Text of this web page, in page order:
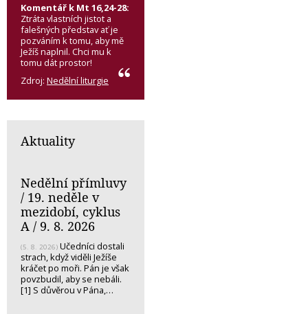
Komentář k Mt 16,24-28:
Ztráta vlastních jistot a
falešných představ ať je
pozváním k tomu, aby mě
Ježíš naplnil. Chci mu k
tomu dát prostor!
Zdroj: Nedělní liturgie
Aktuality
Nedělní přímluvy
/ 19. neděle v
mezidobí, cyklus
A / 9. 8. 2026
(5. 8. 2026) Učedníci dostali
strach, když viděli Ježíše
kráčet po moři. Pán je však
povzbudil, aby se nebáli.
[1] S důvěrou v Pána,…